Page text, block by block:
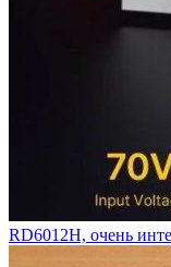
RD6012H, очень